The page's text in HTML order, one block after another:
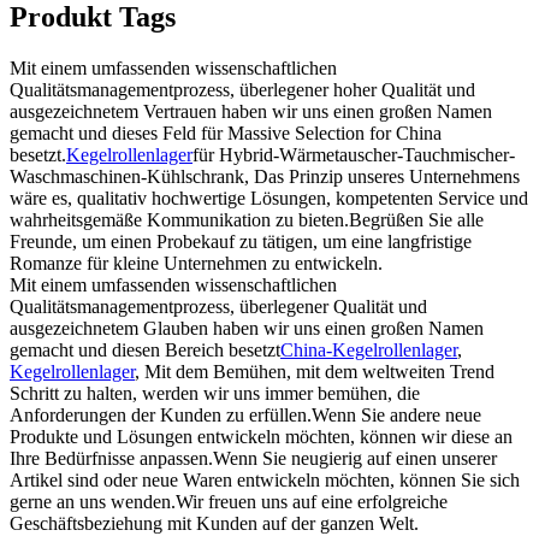
Produkt Tags
Mit einem umfassenden wissenschaftlichen
Qualitätsmanagementprozess, überlegener hoher Qualität und
ausgezeichnetem Vertrauen haben wir uns einen großen Namen
gemacht und dieses Feld für Massive Selection for China
besetzt.Kegelrollenlagerfür Hybrid-Wärmetauscher-Tauchmischer-
Waschmaschinen-Kühlschrank, Das Prinzip unseres Unternehmens
wäre es, qualitativ hochwertige Lösungen, kompetenten Service und
wahrheitsgemäße Kommunikation zu bieten.Begrüßen Sie alle
Freunde, um einen Probekauf zu tätigen, um eine langfristige
Romanze für kleine Unternehmen zu entwickeln.
Mit einem umfassenden wissenschaftlichen
Qualitätsmanagementprozess, überlegener Qualität und
ausgezeichnetem Glauben haben wir uns einen großen Namen
gemacht und diesen Bereich besetztChina-Kegelrollenlager,
Kegelrollenlager, Mit dem Bemühen, mit dem weltweiten Trend
Schritt zu halten, werden wir uns immer bemühen, die
Anforderungen der Kunden zu erfüllen.Wenn Sie andere neue
Produkte und Lösungen entwickeln möchten, können wir diese an
Ihre Bedürfnisse anpassen.Wenn Sie neugierig auf einen unserer
Artikel sind oder neue Waren entwickeln möchten, können Sie sich
gerne an uns wenden.Wir freuen uns auf eine erfolgreiche
Geschäftsbeziehung mit Kunden auf der ganzen Welt.